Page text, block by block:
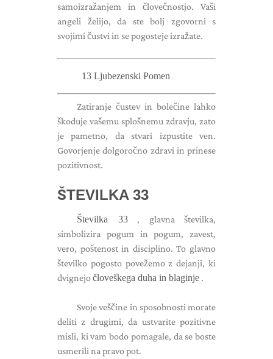
samoizražanjem in človečnostjo. Vaši
angeli želijo, da ste bolj zgovorni s
svojimi čustvi in ​​se pogosteje izražate.
13 Ljubezenski Pomen
Zatiranje čustev in bolečine lahko
škoduje vašemu splošnemu zdravju, zato
je pametno, da stvari izpustite ven.
Govorjenje dolgoročno zdravi in ​​prinese
pozitivnost.
ŠTEVILKA 33
Številka 33, glavna številka,
simbolizira pogum in pogum, zavest,
vero, poštenost in disciplino. To glavno
številko pogosto povežemo z dejanji, ki
dvignejočloveškega duha in blaginje .
Svoje veščine in sposobnosti morate
deliti z drugimi, da ustvarite pozitivne
misli, ki vam bodo pomagale, da se boste
usmerili na pravo pot.